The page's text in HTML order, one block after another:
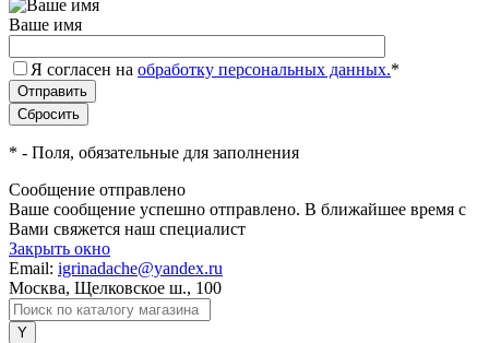
Ваше имя
Я согласен на обработку персональных данных.*
* - Поля, обязательные для заполнения
Сообщение отправлено
Ваше сообщение успешно отправлено. В ближайшее время с
Вами свяжется наш специалист
Закрыть окно
Email: igrinadache@yandex.ru
Москва, Щелковское ш., 100